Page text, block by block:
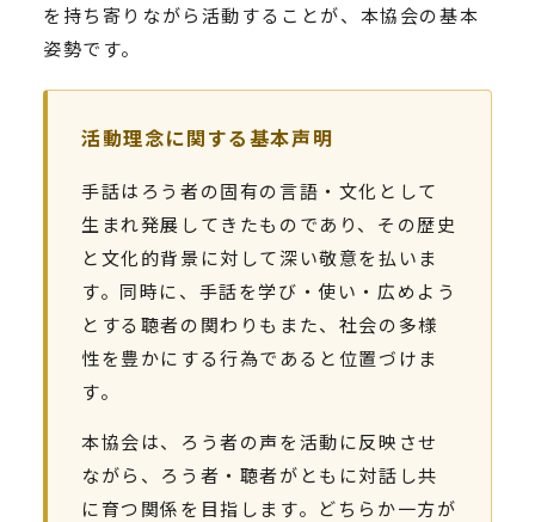
を持ち寄りながら活動することが、本協会の基本
姿勢です。
活動理念に関する基本声明
手話はろう者の固有の言語・文化として
生まれ発展してきたものであり、その歴史
と文化的背景に対して深い敬意を払いま
す。同時に、手話を学び・使い・広めよう
とする聴者の関わりもまた、社会の多様
性を豊かにする行為であると位置づけま
す。
本協会は、ろう者の声を活動に反映させ
ながら、ろう者・聴者がともに対話し共
に育つ関係を目指します。どちらか一方が